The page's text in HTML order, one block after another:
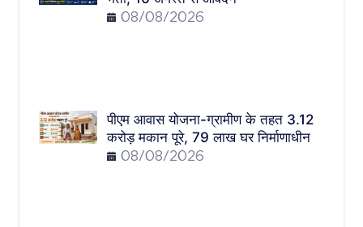
08/08/2026
पीएम आवास योजना-ग्रामीण के तहत 3.12
करोड़ मकान पूरे, 79 लाख घर निर्माणाधीन
08/08/2026